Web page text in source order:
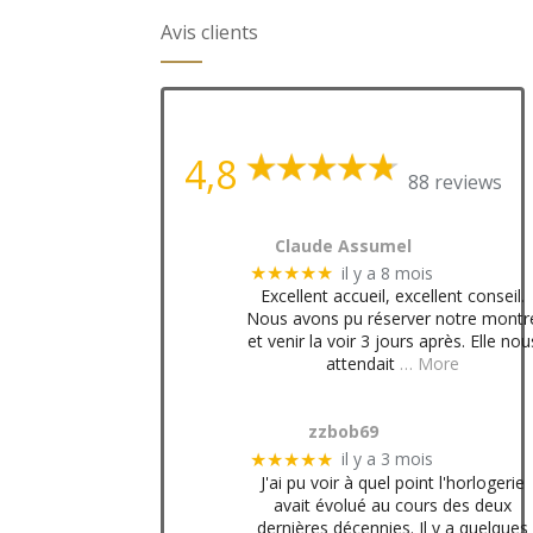
Avis clients
4,8 88 reviews
Claude Assumel
★★★★★ il y a 8 mois
Excellent accueil, excellent conseil.
Nous avons pu réserver notre
et venir la voir 3 jours après. Elle
attendait … More
zzbob69
★★★★★ il y a 3 mois
J'ai pu voir à quel point l'horlogerie
avait évolué au cours des deux
dernières décennies. Il y a quelques